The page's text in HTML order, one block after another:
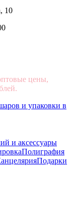
10
цены,
и аксессуары
Полиграфия
Подарки